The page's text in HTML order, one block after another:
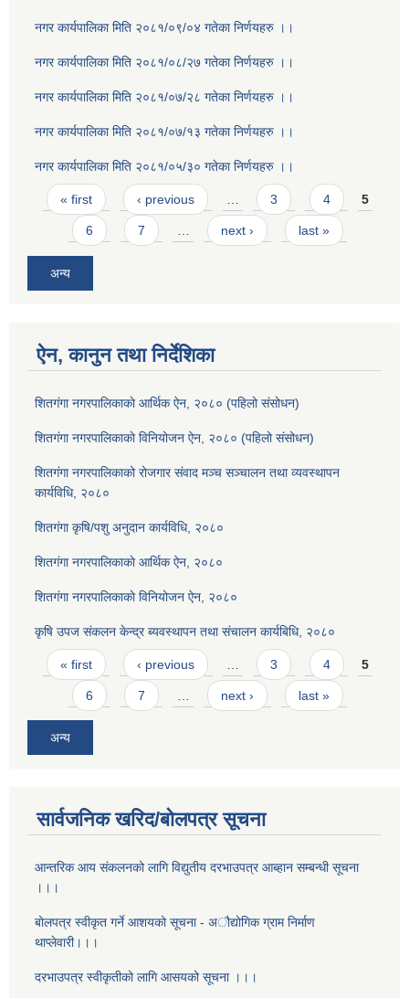
नगर कार्यपालिका मिति २०८१/०९/०४ गतेका निर्णयहरु ।।
नगर कार्यपालिका मिति २०८१/०८/२७ गतेका निर्णयहरु ।।
नगर कार्यपालिका मिति २०८१/०७/२८ गतेका निर्णयहरु ।।
नगर कार्यपालिका मिति २०८१/०७/१३ गतेका निर्णयहरु ।।
नगर कार्यपालिका मिति २०८१/०५/३० गतेका निर्णयहरु ।।
Pages
« first ‹ previous … 3 4 5
6 7 … next › last »
अन्य
ऐन, कानुन तथा निर्देशिका
शितगंगा नगरपालिकाकाे आर्थिक ऐन, २०८० (पहिलो संसोधन)
शितगंगा नगरपालिकाकाे विनियोजन ऐन, २०८० (पहिलो संसोधन)
शितगंगा नगरपालिकाको रोजगार संवाद मञ्च सञ्चालन तथा व्यवस्थापन
कार्यविधि, २०८०
शितगंगा कृषि/पशु अनुदान कार्यविधि, २०८०
शितगंगा नगरपालिकाकाे आर्थिक ऐन, २०८०
शितगंगा नगरपालिकाकाे विनियोजन ऐन, २०८०
कृषि उपज संकलन केन्द्र ब्यवस्थापन तथा संचालन कार्यबिधि, २०८०
Pages
« first ‹ previous 3 4 5
6 7 next › last »
अन्य
सार्वजनिक खरिद/बोलपत्र सूचना
आन्तरिक आय संकलनको लागि विद्युतीय दरभाउपत्र आब्हान सम्बन्धी सूचना
।।।
बोलपत्र स्वीकृत गर्ने आशयको सूचना - अौद्योगिक ग्राम निर्माण
थाप्लेवारी।।।
दरभाउपत्र स्वीकृतीको लागि आसयको सूचना ।।।